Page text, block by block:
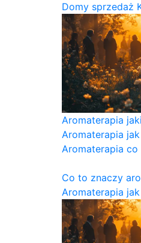
Domy sprzedaż
Aromaterapia
Aromaterapia
Aromaterapia co
Co to znaczy
Aromaterapia